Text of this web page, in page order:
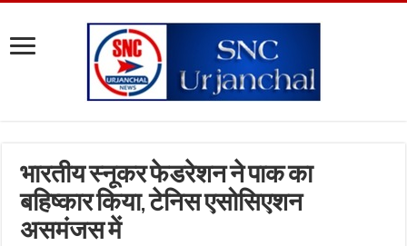
भारतीय स्नूकर फेडरेशन ने पाक का
बहिष्कार किया, टेनिस एसोसिएशन
असमंजस में